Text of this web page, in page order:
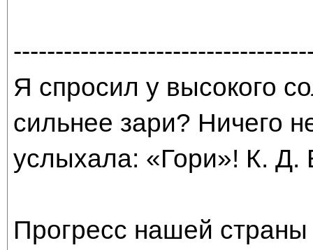
Я спросил у высокого
сильнее зари? Ничего
услыхала: «Гори»! К. Д.
Прогресс нашей